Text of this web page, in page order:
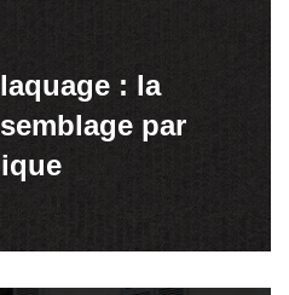
: la
par